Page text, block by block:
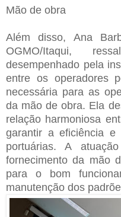
Mão de obra
Além disso, Ana
OGMO/Itaqui,
desempenhado pela
entre os operadores
necessária para as
da mão de obra. Ela
relação harmoniosa
garantir a eficiência e
portuárias. A
fornecimento da mão
para o bom
manutenção dos